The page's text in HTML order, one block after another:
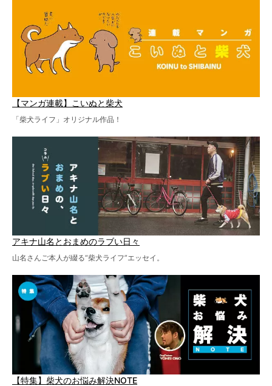
【マンガ連載】こいぬと柴犬
「柴犬ライフ」オリジナル作品！
アキナ山名とおまめのラブい日々
山名さんご本人が綴る“柴犬ライフ”エッセイ。
【特集】柴犬のお悩み解決NOTE